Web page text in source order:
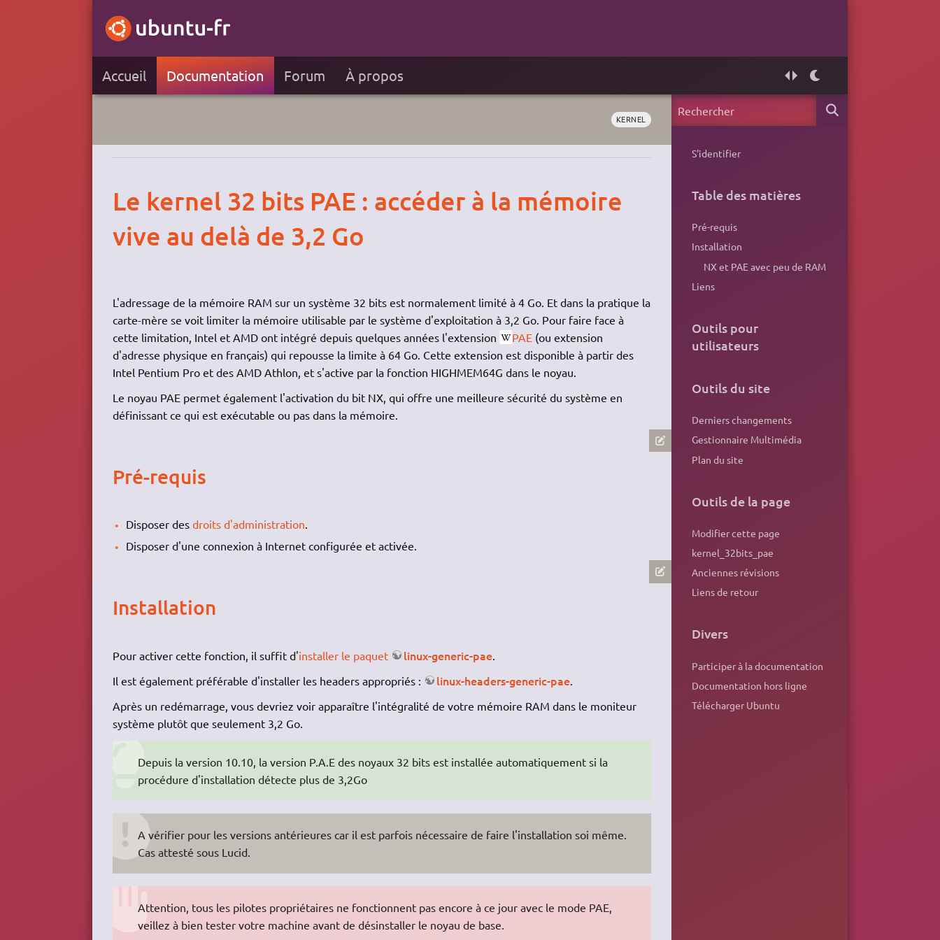
Accueil Documentation Forum À propos
KERNEL
Le kernel 32 bits PAE : accéder à la mémoire
vive au delà de 3,2 Go
L'adressage de la mémoire RAM sur un système 32 bits est normalement limité à 4 Go. Et dans la pratique la
carte-mère se voit limiter la mémoire utilisable par le système d'exploitation à 3,2 Go. Pour faire face à
cette limitation, Intel et AMD ont intégré depuis quelques années l'extension
PAE(ou extension
d'adresse physique en français) qui repousse la limite à 64 Go. Cette extension est disponible à partir des
Intel Pentium Pro et des AMD Athlon, et s'active par la fonction HIGHMEM64G dans le noyau.
Le noyau PAE permet également l'activation du bit NX, qui offre une meilleure sécurité du système en
définissant ce qui est exécutable ou pas dans la mémoire.
Pré-requis
Disposer desdroits d'administration
Disposer d'une connexion à Internet configurée et activée.
Installation
Pour activer cette fonction, il suffit d'installer le paquet linux-generic-pae.
Il est également préférable d'installer les headers appropriés :
linux-headers-generic-pae.
Après un redémarrage, vous devriez voir apparaître l'intégralité de votre mémoire RAM dans le moniteur
système plutôt que seulement 3,2 Go.
Depuis la version 10.10, la version P.A.E des noyaux 32 bits est installée automatiquement si la
procédure d'installation détecte plus de 3,2Go
A vérifier pour les versions antérieures car il est parfois nécessaire de faire l'installation soi même.
Cas attesté sous Lucid.
Attention, tous les pilotes propriétaires ne fonctionnent pas encore à ce jour avec le mode PAE,
veillez à bien tester votre machine avant de désinstaller le noyau de base.
S'identifier
Table des matières
Pré-requis
Installation
NX et PAE avec peu de RAM
Liens
Outils pour
utilisateurs
Outils du site
Derniers changements
Gestionnaire Multimédia
Plan du site
Outils de la page
Modifier cette page
kernel_32bits_pae
Anciennes révisions
Liens de retour
Divers
Participer à la documentation
Documentation hors ligne
Télécharger Ubuntu